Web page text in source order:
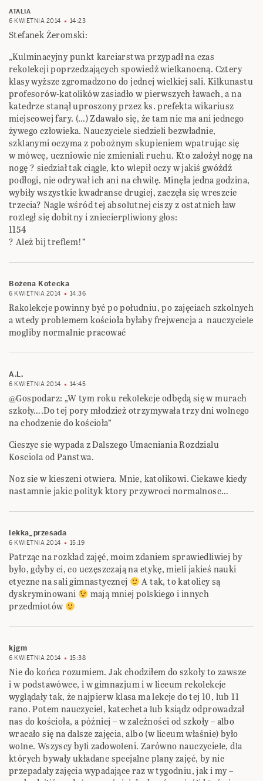
ATALIA
6 KWIETNIA 2014
14:23
Stefanek Żeromski:
„Kulminacyjny punkt karciarstwa przypadł na czas
rekolekcji poprzedzających spowiedź wielkanocną. Cztery
klasy wyższe zgromadzono do jednej wielkiej sali. Kilkunastu
profesorów-katolików zasiadło w pierwszych ławach, a na
katedrze stanął uproszony przez ks. prefekta wikariusz
miejscowej fary. (…) Zdawało się, że tam nie ma ani jednego
żywego człowieka. Nauczyciele siedzieli bezwładnie,
szklanymi oczyma z pobożnym skupieniem wpatrując się
w mówcę, uczniowie nie zmieniali ruchu. Kto założył nogę na
nogę ? siedział tak ciągle, kto wlepił oczy w jakiś gwóźdź
podłogi, nie odrywał ich ani na chwilę. Minęła jedna godzina,
wybiły wszystkie kwadranse drugiej, zaczęła się wreszcie
trzecia? Nagle wśród tej absolutnej ciszy z ostatnich ław
rozległ się dobitny i zniecierpliwiony głos:
1154
? Ależ bij treflem!”
Bożena Kotecka
6 KWIETNIA 2014 14:36
Rakolekcje powinny być po południu, po zajęciach szkolnych
a wtedy problemem kościoła byłaby frejwencja a nauczyciele
mogliby normalnie pracować
A.L.
6 KWIETNIA 2014 14:45
@Gospodarz: „W tym roku rekolekcje odbędą się w murach
szkoły….Do tej pory młodzież otrzymywała trzy dni wolnego
na chodzenie do kościoła”
Cieszyc sie wypada z Dalszego Umacniania Rozdzialu
Kosciola od Panstwa.
Noz sie w kieszeni otwiera. Mnie, katolikowi. Ciekawe kiedy
nastamnie jakic polityk ktory przywroci normalnosc…
lekka_przesada
6 KWIETNIA 2014 15:19
Patrząc na rozkład zajęć, moim zdaniem sprawiedliwiej by
było, gdyby ci, co uczęszczają na etykę, mieli jakieś nauki
etyczne na sali gimnastycznej
A tak, to katolicy są
dyskryminowani
mają mniej polskiego i innych
przedmiotów
kjgm
6 KWIETNIA 2014 15:38
Nie do końca rozumiem. Jak chodziłem do szkoły to zawsze
i w podstawówce, i w gimnazjum i w liceum rekolekcje
wyglądały tak, że najpierw klasa ma lekcje do tej 10, lub 11
rano. Potem nauczyciel, katecheta lub ksiądz odprowadzał
nas do kościoła, a później – w zależności od szkoły – albo
wracało się na dalsze zajęcia, albo (w liceum właśnie) było
wolne. Wszyscy byli zadowoleni. Zarówno nauczyciele, dla
których bywały układane specjalne plany zajęć, by nie
przepadały zajęcia wypadające raz w tygodniu, jak i my –